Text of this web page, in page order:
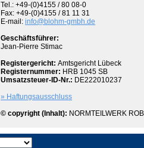
Tel.: +49-(0)4155 / 80 08-0
Fax: +49-(0)4155 / 81 11 31
E-mail: info@blohm-gmbh.de
Geschäftsführer:
Jean-Pierre Stimac
Registergericht: Amtsgericht Lübeck
Registernummer: HRB 1045 SB
Umsatzsteuer-ID-Nr.: DE222010237
» Haftungsausschluss
© copyright (Inhalt): NORMTEILWERK